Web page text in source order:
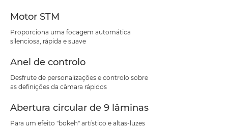
Motor STM
Proporciona uma focagem automática
silenciosa, rápida e suave
Anel de controlo
Desfrute de personalizações e controlo sobre
as definições da câmara rápidos
Abertura circular de 9 lâminas
Para um efeito "bokeh" artístico e altas-luzes